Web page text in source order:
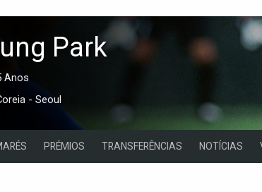
Park
Anos
- Seoul
PRÉMIOS TRANSFERÊNCIAS NOTÍCIAS